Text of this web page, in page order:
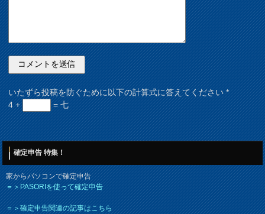
いたずら投稿を防ぐために以下の計算式に答えてください*
4 +
= 七
確定申告 特集！
家からパソコンで確定申告
＝＞PASORIを使って確定申告
＝＞確定申告関連の記事はこちら